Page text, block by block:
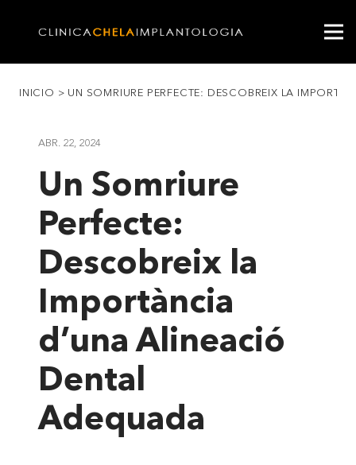
INICIO > UN SOMRIURE PERFECTE: DESCOBREIX LA
ABR. 22, 2024
Un Somriure
Perfecte:
Descobreix la
Importància
d’una Alineació
Dental
Adequada